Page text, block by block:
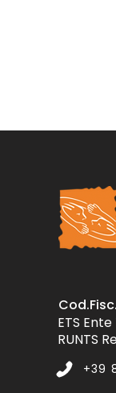
ETS
RUNTS
+39